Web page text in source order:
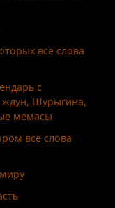
все слова
с
ждун, Шурыгина,
мемасы
все слова